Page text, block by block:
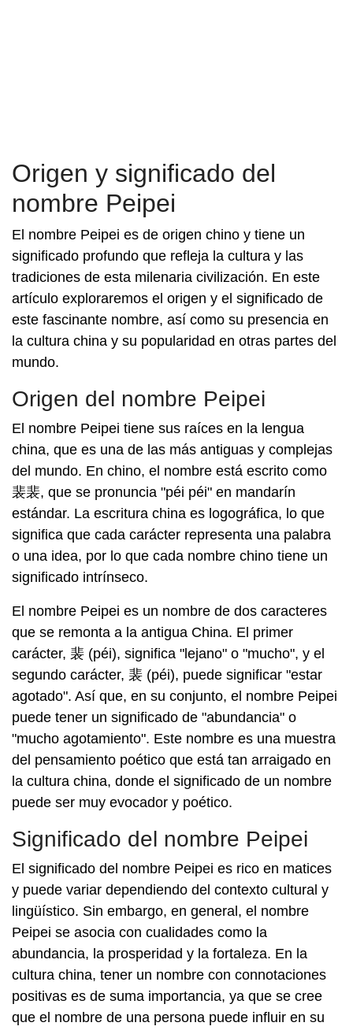
Origen y significado del
nombre Peipei
El nombre Peipei es de origen chino y tiene un
significado profundo que refleja la cultura y las
tradiciones de esta milenaria civilización. En este
artículo exploraremos el origen y el significado de
este fascinante nombre, así como su presencia en
la cultura china y su popularidad en otras partes del
mundo.
Origen del nombre Peipei
El nombre Peipei tiene sus raíces en la lengua
china, que es una de las más antiguas y complejas
del mundo. En chino, el nombre está escrito como
裴裴, que se pronuncia "péi péi" en mandarín
estándar. La escritura china es logográfica, lo que
significa que cada carácter representa una palabra
o una idea, por lo que cada nombre chino tiene un
significado intrínseco.
El nombre Peipei es un nombre de dos caracteres
que se remonta a la antigua China. El primer
carácter, 裴 (péi), significa "lejano" o "mucho", y el
segundo carácter, 裴 (péi), puede significar "estar
agotado". Así que, en su conjunto, el nombre Peipei
puede tener un significado de "abundancia" o
"mucho agotamiento". Este nombre es una muestra
del pensamiento poético que está tan arraigado en
la cultura china, donde el significado de un nombre
puede ser muy evocador y poético.
Significado del nombre Peipei
El significado del nombre Peipei es rico en matices
y puede variar dependiendo del contexto cultural y
lingüístico. Sin embargo, en general, el nombre
Peipei se asocia con cualidades como la
abundancia, la prosperidad y la fortaleza. En la
cultura china, tener un nombre con connotaciones
positivas es de suma importancia, ya que se cree
que el nombre de una persona puede influir en su